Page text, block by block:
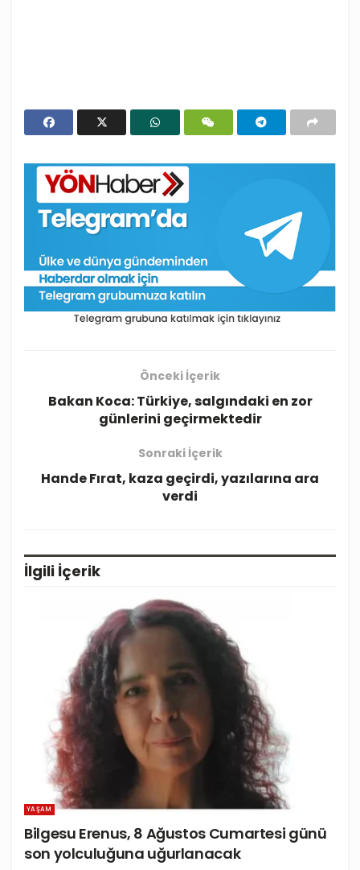
Önceki İçerik
Bakan Koca: Türkiye, salgındaki en zor
günlerini geçirmektedir
Sonraki İçerik
Hande Fırat, kaza geçirdi, yazılarına ara
verdi
İlgili İçerik
YAŞAM
Bilgesu Erenus, 8 Ağustos Cumartesi günü
son yolculuğuna uğurlanacak